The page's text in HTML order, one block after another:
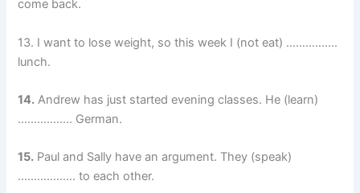
come back.
13. I want to lose weight, so this week I (not eat) …………….
lunch.
14. Andrew has just started evening classes. He (learn)
…………….. German.
15. Paul and Sally have an argument. They (speak)
……………… to each other.